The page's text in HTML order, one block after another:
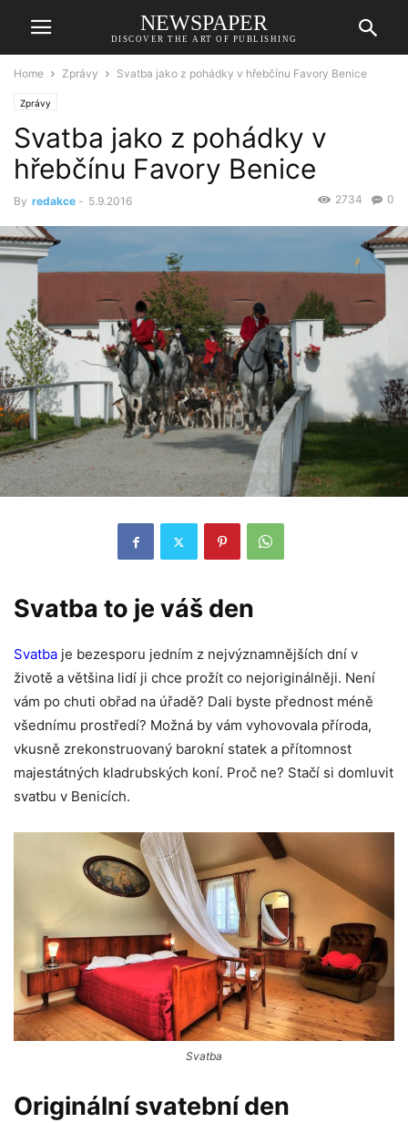
NEWSPAPER
DISCOVER THE ART OF PUBLISHING
Home Zprávy Svatba jako z pohádky v hřebčínu Favory Benice
Zprávy
Svatba jako z pohádky v
hřebčínu Favory Benice
By redakce - 5.9.2016 0
2734
Svatba to je váš den
Svatba je bezesporu jedním z nejvýznamnějších dní v
životě a většina lidí ji chce prožít co nejoriginálněji. Není
vám po chuti obřad na úřadě? Dali byste přednost méně
všednímu prostředí? Možná by vám vyhovovala příroda,
vkusně zrekonstruovaný barokní statek a přítomnost
majestátných kladrubských koní. Proč ne? Stačí si domluvit
svatbu v Benicích.
Svatba
Originální svatební den